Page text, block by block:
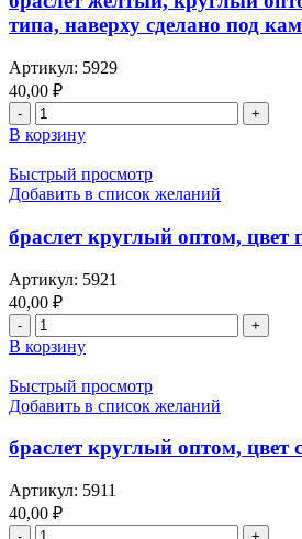
типа, наверху сделано под
Артикул: 5929
40,00 ₽
В корзину
Быстрый просмотр
Добавить в список желаний
браслет круглый оптом, цвет
Артикул: 5921
40,00 ₽
В корзину
Быстрый просмотр
Добавить в список желаний
браслет круглый оптом, цвет
Артикул: 5911
40,00 ₽